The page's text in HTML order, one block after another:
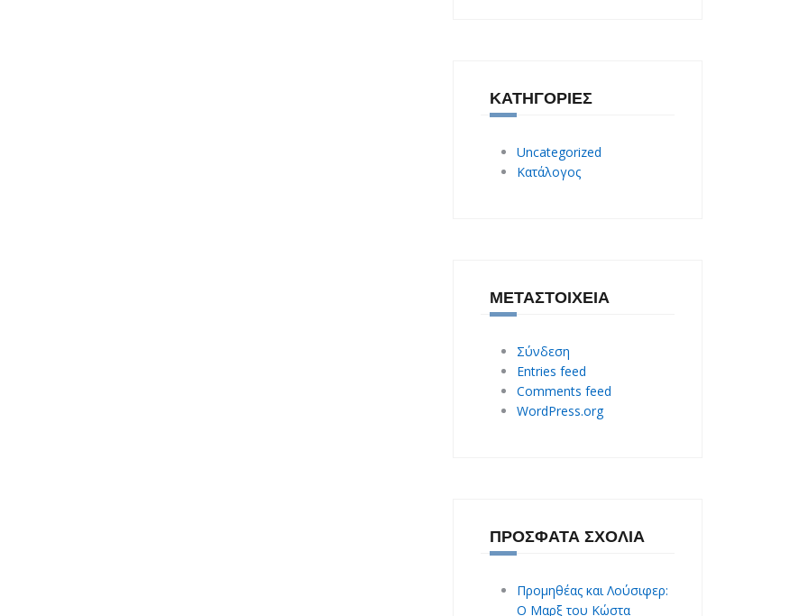
ΚΑΤΗΓΟΡΊΕΣ
Uncategorized
Κατάλογος
ΜΕΤΑΣΤΟΙΧΕΊΑ
Σύνδεση
Entries feed
Comments feed
WordPress.org
ΠΡΌΣΦΑΤΑ ΣΧΌΛΙΑ
Προμηθέας και Λούσιφερ:
O Mαρξ του Κώστα